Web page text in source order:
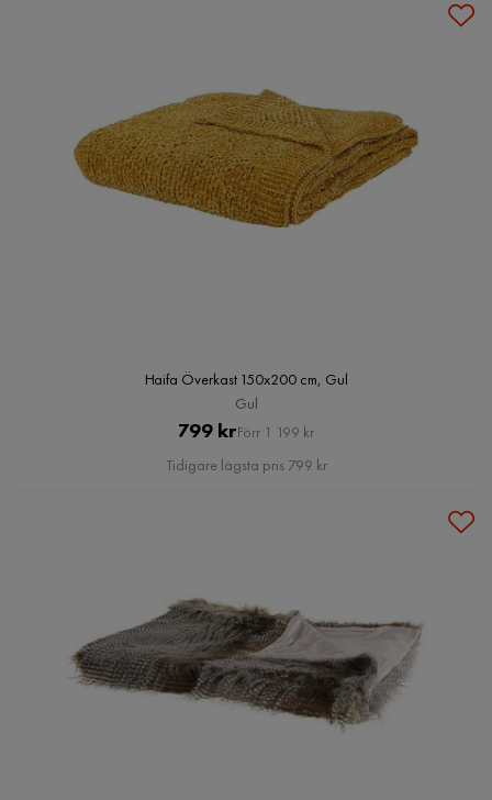
Haifa Överkast 150x200 cm, Gul
Gul
Pris
799 kr Original
Pris
Förr 1 199 kr
Tidigare lägsta pris 799 kr